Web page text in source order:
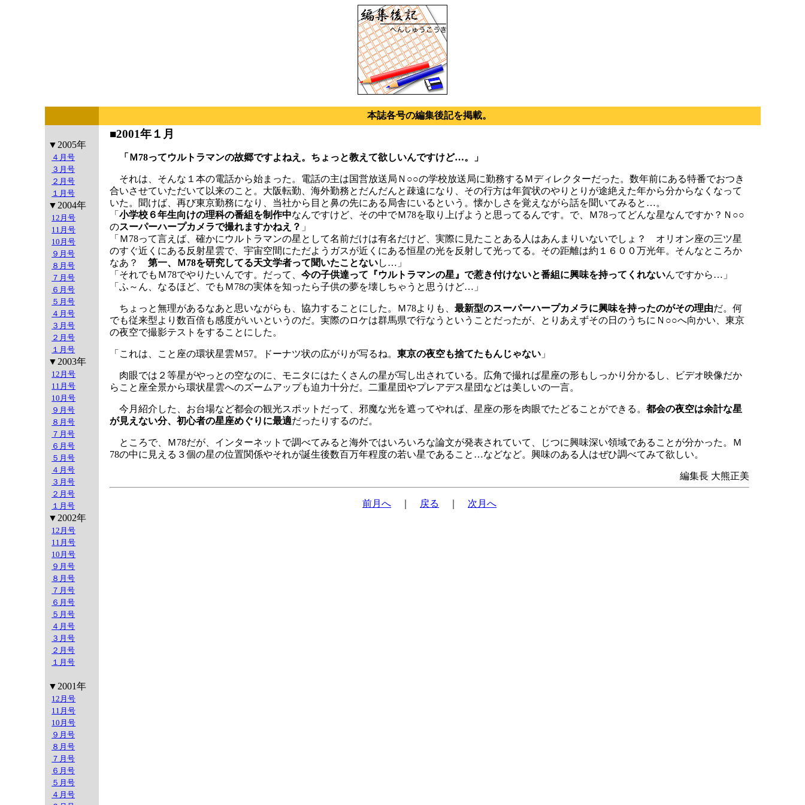
本誌各号の編集後記を掲載。
▼2005年
４月号
３月号
２月号
１月号
▼2004年
12月号
11月号
10月号
９月号
８月号
７月号
６月号
５月号
４月号
３月号
２月号
１月号
▼2003年
12月号
11月号
10月号
９月号
８月号
７月号
６月号
５月号
４月号
３月号
２月号
１月号
▼2002年
12月号
11月号
10月号
９月号
８月号
７月号
６月号
５月号
４月号
３月号
２月号
１月号
▼2001年
12月号
11月号
10月号
９月号
８月号
７月号
６月号
５月号
４月号
■2001年１月
「Ｍ78ってウルトラマンの故郷ですよねえ。ちょっと教えて欲しいんですけど…。」
それは、そんな１本の電話から始まった。電話の主は国営放送局Ｎ○○の学校放送局に勤務するＭディレクターだった。数年前にある特番でおつき
合いさせていただいて以来のこと。大阪転勤、海外勤務とだんだんと疎遠になり、その行方は年賀状のやりとりが途絶えた年から分からなくなって
いた。聞けば、再び東京勤務になり、当社から目と鼻の先にある局舎にいるという。懐かしさを覚えながら話を聞いてみると…。
「 小学校６年生向けの理科の番組を制作中なんですけど、その中でＭ78を取り上げようと思ってるんです。で、Ｍ78ってどんな星なんですか？Ｎ○○
のスーパーハープカメラで撮れますかねえ？ 」
「Ｍ78って言えば、確かにウルトラマンの星として名前だけは有名だけど、実際に見たことある人はあんまりいないでしょ？ オリオン座の三ツ星
のすぐ近くにある反射星雲で、宇宙空間にただようガスが近くにある恒星の光を反射して光ってる。その距離は約１６００万光年。そんなところか
なあ？ 第一、Ｍ78を研究してる天文学者って聞いたことないし…」
「それでもＭ78でやりたいんです。だって、 今の子供達って『ウルトラマンの星』で惹き付けないと番組に興味を持ってくれないんですから…」
「ふ～ん、なるほど、でもＭ78の実体を知ったら子供の夢を壊しちゃうと思うけど…」
ちょっと無理があるなあと思いながらも、協力することにした。Ｍ78よりも、 最新型のスーパーハープカメラに興味を持ったのがその理由だ。何
でも従来型より数百倍も感度がいいというのだ。実際のロケは群馬県で行なうということだったが、とりあえずその日のうちにＮ○○へ向かい、東京
の夜空で撮影テストをすることにした。
「これは、こと座の環状星雲Ｍ57。ドーナツ状の広がりが写るね。 東京の夜空も捨てたもんじゃない」
肉眼では２等星がやっとの空なのに、モニタにはたくさんの星が写し出されている。広角で撮れば星座の形もしっかり分かるし、ビデオ映像だか
らこと座全景から環状星雲へのズームアップも迫力十分だ。二重星団やプレアデス星団などは美しいの一言。
今月紹介した、お台場など都会の観光スポットだって、邪魔な光を遮ってやれば、星座の形を肉眼でたどることができる。 都会の夜空は余計な星
が見えない分、初心者の星座めぐりに最適だったりするのだ。
ところで、Ｍ78だが、インターネットで調べてみると海外ではいろいろな論文が発表されていて、じつに興味深い領域であることが分かった。Ｍ
78の中に見える３個の星の位置関係やそれが誕生後数百万年程度の若い星であること…などなど。興味のある人はぜひ調べてみて欲しい。
編集長 大熊正美
前月へ 戻る 次月へ